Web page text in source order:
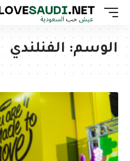
الوسم: الفنلندي